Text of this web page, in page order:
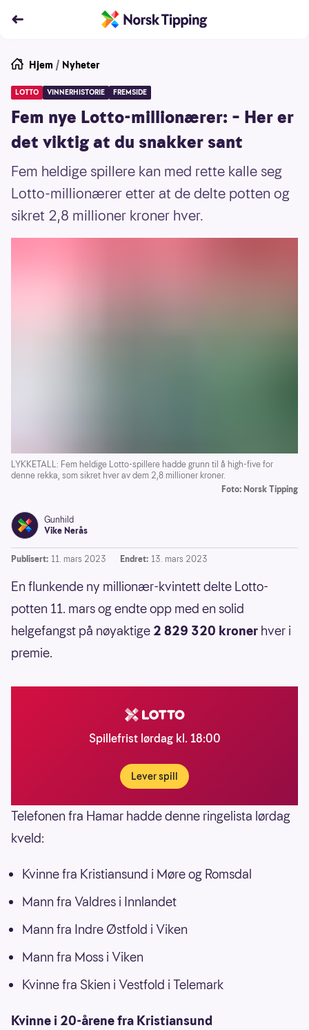
Hjem / Nyheter
LOTTO VINNERHISTORIE FREMSIDE
Fem nye Lotto-millionærer: – Her er
det viktig at du snakker sant
Fem heldige spillere kan med rette kalle seg
Lotto-millionærer etter at de delte potten og
sikret 2,8 millioner kroner hver.
LYKKETALL: Fem heldige Lotto-spillere hadde grunn til å high-five for
denne rekka, som sikret hver av dem 2,8 millioner kroner.
Foto: Norsk Tipping
Gunhild
Vike Nerås
Publisert: 11. mars 2023 Endret: 13. mars 2023
En flunkende ny millionær-kvintett delte Lotto-
potten 11. mars og endte opp med en solid
helgefangst på nøyaktige 2 829 320 kroner hver i
premie.
Spillefrist lørdag kl. 18:00
Lever spill
Telefonen fra Hamar hadde denne ringelista lørdag
kveld:
Kvinne fra Kristiansund i Møre og Romsdal
Mann fra Valdres i Innlandet
Mann fra Indre Østfold i Viken
Mann fra Moss i Viken
Kvinne fra Skien i Vestfold i Telemark
Kvinne i 20-årene fra Kristiansund